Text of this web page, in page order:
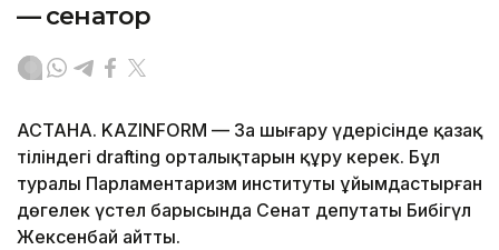
— сенатор
АСТАНА. KAZINFORM — Заң шығару үдерісінде қазақ
тіліндегі drafting орталықтарын құру керек. Бұл
туралы Парламентаризм институты ұйымдастырған
дөңгелек үстел барысында Сенат депутаты Бибігүл
Жексенбай айтты.